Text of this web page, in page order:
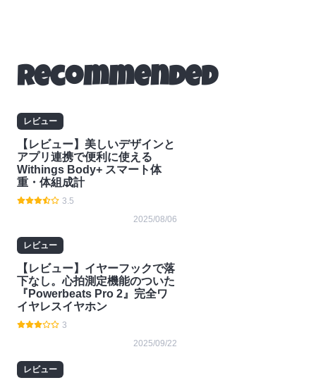
Recommended
レビュー
【レビュー】美しいデザインと
アプリ連携で便利に使える
Withings Body+ スマート体
重・体組成計
3.5
2025/08/06
レビュー
【レビュー】イヤーフックで落
下なし。心拍測定機能のついた
『Powerbeats Pro 2』完全ワ
イヤレスイヤホン
3
2025/09/22
レビュー